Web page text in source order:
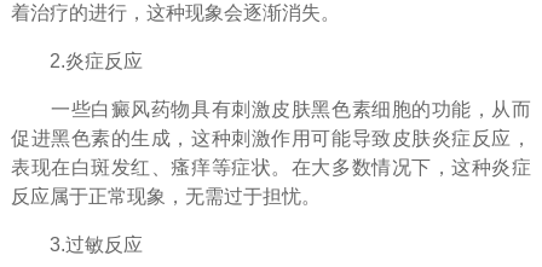
着治疗的进行，这种现象会逐渐消失。
2.炎症反应
一些白癜风药物具有刺激皮肤黑色素细胞的功能，从而
促进黑色素的生成，这种刺激作用可能导致皮肤炎症反应，
表现在白斑发红、瘙痒等症状。在大多数情况下，这种炎症
反应属于正常现象，无需过于担忧。
3.过敏反应